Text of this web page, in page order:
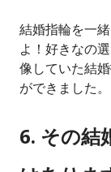
結婚指輪を一
よ！好きなの
像していた結
ができました。
6. その結